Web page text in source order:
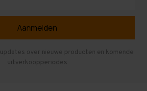
over nieuwe producten en komende
uitverkoopperiodes